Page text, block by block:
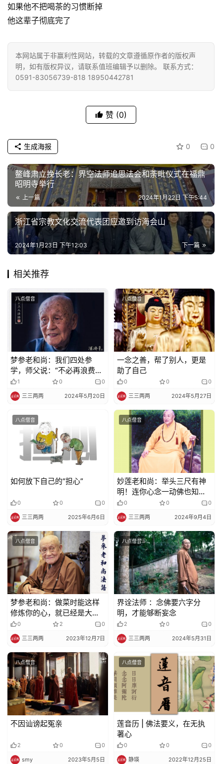
八
点
高
心
乐
菩
提
专
题
公
益
善
佛
教
人
寺
院
巡
礼
录
佛
教
艺
术
政
策
法
规
免
责
声
明
登录 注册
如果他不把喝茶的习惯断掉
他这辈子彻底完了
本网站属于非赢利性网站，转载的文章遵循原作者的版权声
明，如有版权异议，请联系值班编辑予以删除。 联系方式：
0591-83056739-818 18950442781
赞 (0)
0 0
生成海报
鳌峰肃立挽长老：界空法师追思法会和荼毗仪式在福鼎
昭明寺举行
上一篇 2024年1月22日 下午5:44
浙江省宗教文化交流代表团应邀到访海会山
下一篇
2024年1月23日 下午12:03
相关推荐
八点僧音
梦参老和尚：我们四处参
学，师父说：“不必再浪费时
间了！”这是什么意思呢？
1 0 0
三三两两 2024年5月20日
八点僧音
一念之善，帮了别人，更是
助了自己
0 0 0
三三两两 2024年5月27日
八点僧音
如何放下自己的“担心”
0 0 0
三三两两 2025年6月6日
八点僧音
妙莲老和尚：举头三尺有神
明！连你心念一动佛也知
道，这样你还敢胆大随便地
胡思乱想吗?
0 0 0
三三两两 2024年9月4日
八点僧音
梦参老和尚：做菜时能这样
修炼你的心，就已经是大菩
萨心
0 2 0
三三两两 2023年12月7日
八点僧音
界诠法师 ：念佛要六字分
明，才能够断妄念
2 0 0
三三两两 2024年5月31日
八点僧音
不因讪谤起冤亲
2 0 0
smy 2023年5月5日
八点僧音
莲音历 | 佛法要义，在无执
著心
0 0 0
静瑛 2022年12月25日